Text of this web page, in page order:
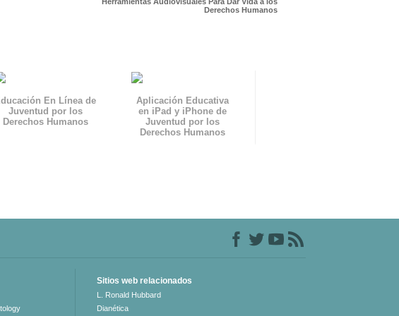
Derechos Humanos
En Línea de
Juventud por los
Derechos Humanos
Aplicación Educativa
en iPad y iPhone de
Juventud por los
Derechos Humanos
Sitios web relacionados
L. Ronald Hubbard
Dianética